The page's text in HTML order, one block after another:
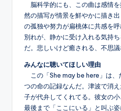
脳科学的にも、この曲は感情
然の描写が情景を鮮やかに描き
の孤独や努力が扁桃体に共感を
別れが、静かに受け入れる気持
だ。悲しいけど癒される、不思議
みんなに聴いてほしい理由
この「She may be here」は、
つの命の記録なんだ。津波で消
子が代弁してくれてる。彼女の
最後まで「ここにいる」と叫ぶ